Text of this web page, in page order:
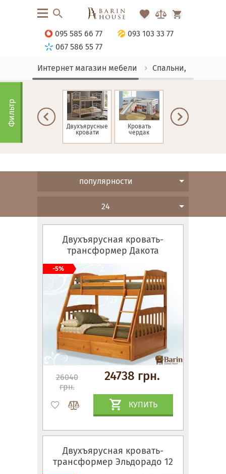
095 585 66 77
093 103 33 77
067 586 55 77
Интернет магазин мебели Спальни, Кровати
Односпальные
Двухъярусные
кровати
Кровать
чердак
Детские
Фильтр
популярности
24
Двухъярусная кровать-
трансформер Дакота
26040
грн.
24738 грн.
КУПИТЬ
-5%
Двухъярусная кровать-
трансформер Эльдорадо 12